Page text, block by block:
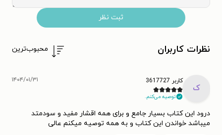
ثبت نظر
نظرات کاربران محبوب‌ترین
ک
کاربر 3617727
توصیه می‌کنم.
۱۴۰۴/۰۱/۳۱
درود این کتاب بسیار جامع و برای همه اقشار مفید و سودمتد
میباشد خواندن این کتاب و به همه توصیه میکنم عالی